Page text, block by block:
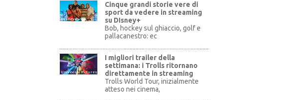
Disney+
Cinque grandi storie vere di
sport da vedere in streaming
su DIsney+
Bob, hockey sul ghiaccio, golf e
pallacanestro: ec
Universal Pictures
I migliori trailer della
settimana: i Trolls ritornano
direttamente in streaming
Trolls World Tour, inizialmente
atteso nei cinema,